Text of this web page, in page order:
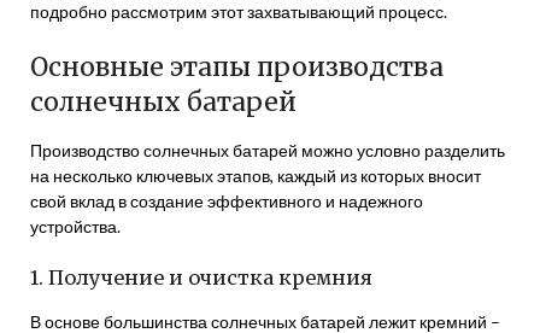
подробно рассмотрим этот захватывающий процесс.
Основные этапы производства
солнечных батарей
Производство солнечных батарей можно условно разделить
на несколько ключевых этапов, каждый из которых вносит
свой вклад в создание эффективного и надежного
устройства.
1. Получение и очистка кремния
В основе большинства солнечных батарей лежит кремний –